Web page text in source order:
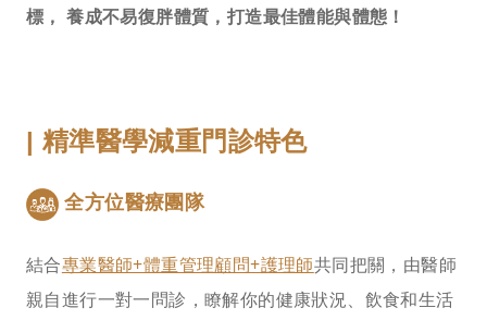
標， 養成不易復胖體質，打造最佳體能與體態！
| 精準醫學減重門診特色
全方位醫療團隊
結合專業醫師+體重管理顧問+護理師共同把關，由醫師
親自進行一對一問診，瞭解你的健康狀況、飲食和生活